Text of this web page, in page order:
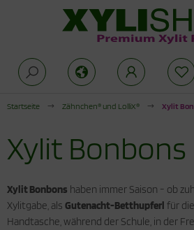
Startseite Zähnchen® und LolliX® Xylit
Xylit Bonbons
Xylit Bonbons haben immer Saison - ob
Xylitgabe, als Gutenacht-Betthupferl für
Handtasche, während der Schule, in der
Alles anzeigen aus Zuckeralternativen
Pulver
für die Stoffwechselkur
Alles anzeigen aus Produkte für die
Alles anzeigen aus Xylit Drogerie
Zahnpasta